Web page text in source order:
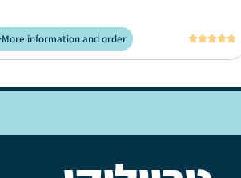





More information and order